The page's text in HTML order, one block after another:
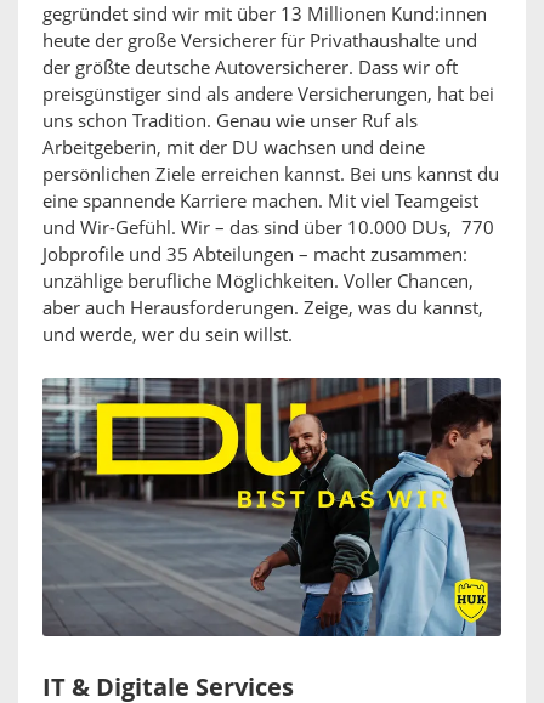
gegründet sind wir mit über 13 Millionen Kund:innen
heute der große Versicherer für Privathaushalte und
der größte deutsche Autoversicherer. Dass wir oft
preisgünstiger sind als andere Versicherungen, hat bei
uns schon Tradition. Genau wie unser Ruf als
Arbeitgeberin, mit der DU wachsen und deine
persönlichen Ziele erreichen kannst. Bei uns kannst du
eine spannende Karriere machen. Mit viel Teamgeist
und Wir-Gefühl. Wir – das sind über 10.000 DUs, 770
Jobprofile und 35 Abteilungen – macht zusammen:
unzählige berufliche Möglichkeiten. Voller Chancen,
aber auch Herausforderungen. Zeige, was du kannst,
und werde, wer du sein willst.
IT & Digitale Services